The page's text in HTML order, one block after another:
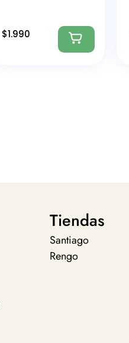
$1.990
Tiendas
Santiago
Rengo